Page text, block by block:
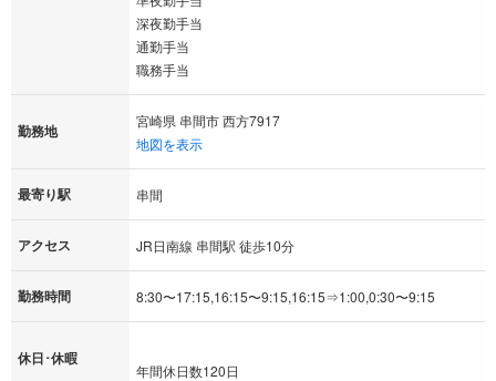
深夜勤手当
通勤手当
職務手当
勤務地
宮崎県 串間市 西方7917
地図を表示
最寄り駅 串間
アクセス JR日南線 串間駅 徒歩10分
勤務時間 8:30〜17:15,16:15〜9:15,16:15⇒1:00,0:30〜9:15
休日･休暇
年間休日数120日